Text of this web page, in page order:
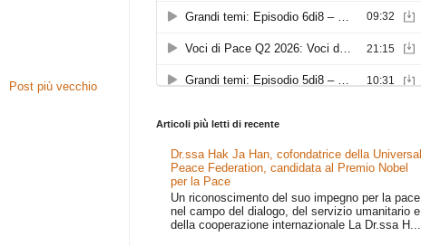
Post più vecchio
Articoli più letti di recente
Dr.ssa Hak Ja Han, cofondatrice della Universal
Peace Federation, candidata al Premio Nobel
per la Pace
Un riconoscimento del suo impegno per la pace
nel campo del dialogo, del servizio umanitario e
della cooperazione internazionale La Dr.ssa H...